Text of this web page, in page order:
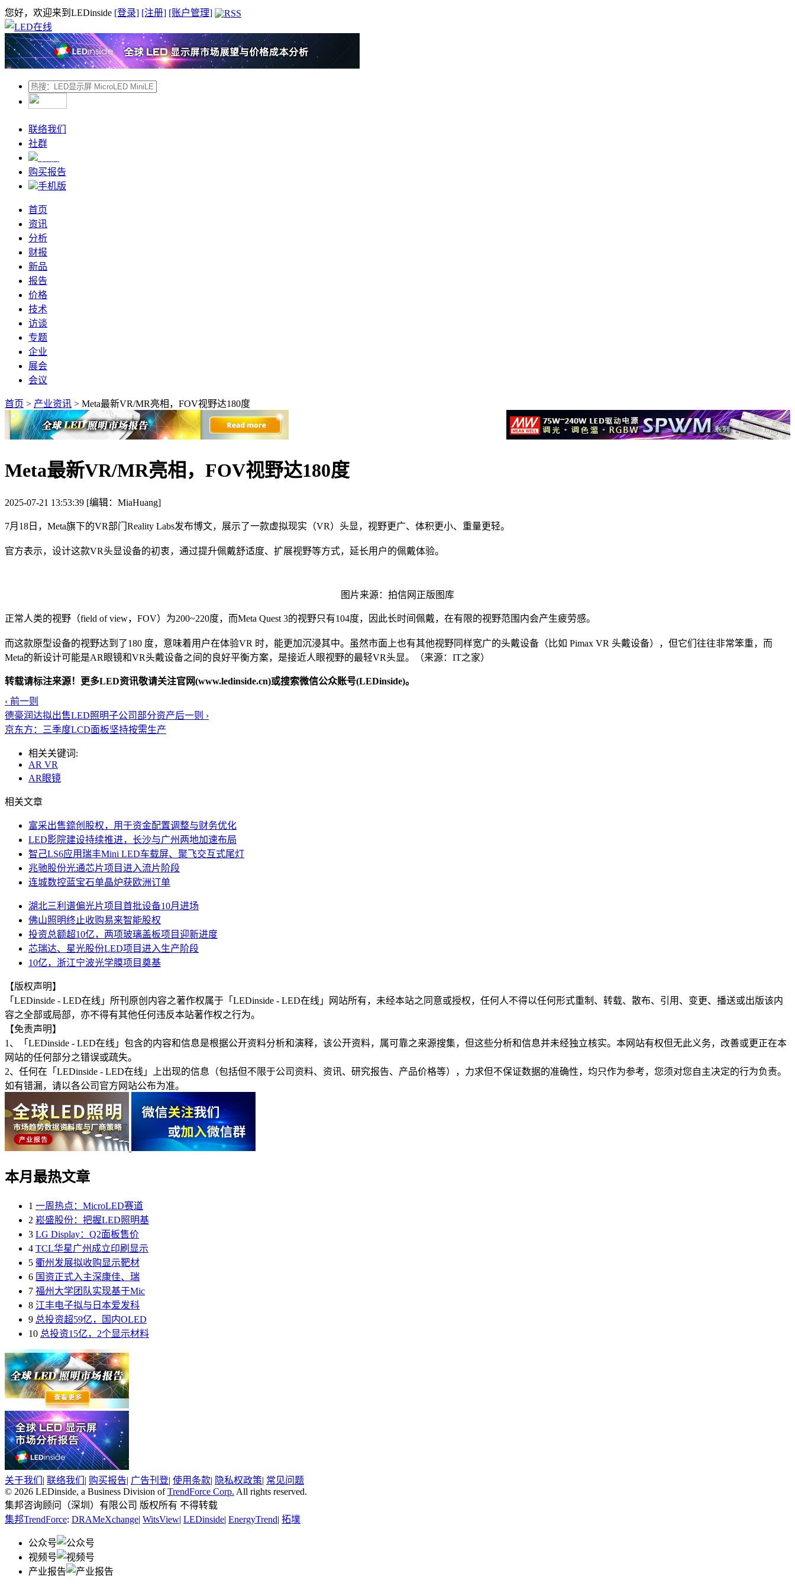
您好，欢迎来到LEDinside [登录] [注册] [账户管理]
联络我们
社群
购买报告
手机版
首页
资讯
分析
财报
新品
报告
价格
技术
访谈
专题
企业
展会
会议
首页 > 产业资讯 > Meta最新VR/MR亮相，FOV视野达180度
Meta最新VR/MR亮相，FOV视野达180度
2025-07-21 13:53:39 [编辑：MiaHuang]
7月18日，Meta旗下的VR部门Reality Labs发布博文，展示了一款虚拟现实（VR）头显，视野更广、体积更小、重量更轻。
官方表示，设计这款VR头显设备的初衷，通过提升佩戴舒适度、扩展视野等方式，延长用户的佩戴体验。
图片来源：拍信网正版图库
正常人类的视野（field of view，FOV）为200~220度，而Meta Quest 3的视野只有104度，因此长时间佩戴，在有限的视野范围内会产生疲劳感。
而这款原型设备的视野达到了180 度，意味着用户在体验VR 时，能更加沉浸其中。虽然市面上也有其他视野同样宽广的头戴设备（比如 Pimax VR 头戴设备），但它们往往非常笨重，而
Meta的新设计可能是AR眼镜和VR头戴设备之间的良好平衡方案，是接近人眼视野的最轻VR头显。（来源：IT之家）
转载请标注来源！更多LED资讯敬请关注官网(www.ledinside.cn)或搜索微信公众账号(LEDinside)。
‹ 前一则
德豪润达拟出售LED照明子公司部分资产后一则 ›
京东方：三季度LCD面板坚持按需生产
相关关键词:
AR VR
AR眼镜
相关文章
富采出售錼创股权，用于资金配置调整与财务优化
LED影院建设持续推进，长沙与广州两地加速布局
智己LS6应用瑞丰Mini LED车载屏、聚飞交互式尾灯
兆驰股份光通芯片项目进入流片阶段
连城数控蓝宝石单晶炉获欧洲订单
湖北三利谱偏光片项目首批设备10月进场
佛山照明终止收购易来智能股权
投资总额超10亿，两项玻璃盖板项目迎新进度
芯瑞达、星光股份LED项目进入生产阶段
10亿，浙江宁波光学膜项目奠基
【版权声明】
「LEDinside - LED在线」所刊原创内容之著作权属于「LEDinside - LED在线」网站所有，未经本站之同意或授权，任何人不得以任何形式重制、转载、散布、引用、变更、播送或出版该内
容之全部或局部，亦不得有其他任何违反本站著作权之行为。
【免责声明】
1、「LEDinside - LED在线」包含的内容和信息是根据公开资料分析和演释，该公开资料，属可靠之来源搜集，但这些分析和信息并未经独立核实。本网站有权但无此义务，改善或更正在本
网站的任何部分之错误或疏失。
2、任何在「LEDinside - LED在线」上出现的信息（包括但不限于公司资料、资讯、研究报告、产品价格等），力求但不保证数据的准确性，均只作为参考，您须对您自主决定的行为负责。
如有错漏，请以各公司官方网站公布为准。
本月最热文章
1 一周热点：MicroLED赛道
2 崧盛股份：把握LED照明基
3 LG Display：Q2面板售价
4 TCL华星广州成立印刷显示
5 衢州发展拟收购显示靶材
6 国资正式入主深康佳、瑞
7 福州大学团队实现基于Mic
8 江丰电子拟与日本爱发科
9 总投资超59亿，国内OLED
10 总投资15亿，2个显示材料
关于我们 | 联络我们 | 购买报告| 广告刊登| 使用条款| 隐私权政策| 常见问题
© 2026 LEDinside, a Business Division ofTrendForce Corp. All rights reserved.
集邦咨询顾问（深圳）有限公司 版权所有 不得转载
集邦TrendForce: DRAMeXchange| WitsView| LEDinside| EnergyTrend| 拓墣
公众号
视频号
产业报告